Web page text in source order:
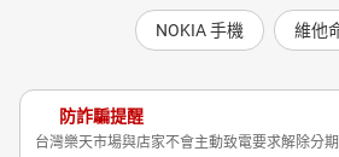
NOKIA 手機 維他
防詐騙提醒
台灣樂天市場與店家不會主動致電要求解除分